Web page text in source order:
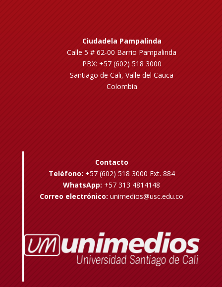
Ciudadela Pampalinda
Calle 5 # 62-00 Barrio Pampalinda
PBX: +57 (602) 518 3000
Santiago de Cali, Valle del Cauca
Colombia
Contacto
Teléfono: +57 (602) 518 3000 Ext. 884
WhatsApp: +57 313 4814148
Correo electrónico: unimedios@usc.edu.co